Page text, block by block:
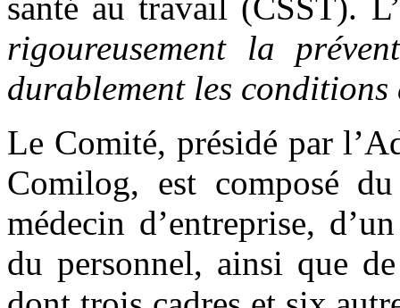
rigoureusement la
durablement les
Le Comité, présidé par
Comilog, est composé
médecin d’entreprise,
du personnel, ainsi que